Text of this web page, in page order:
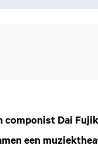
componist Dai
een